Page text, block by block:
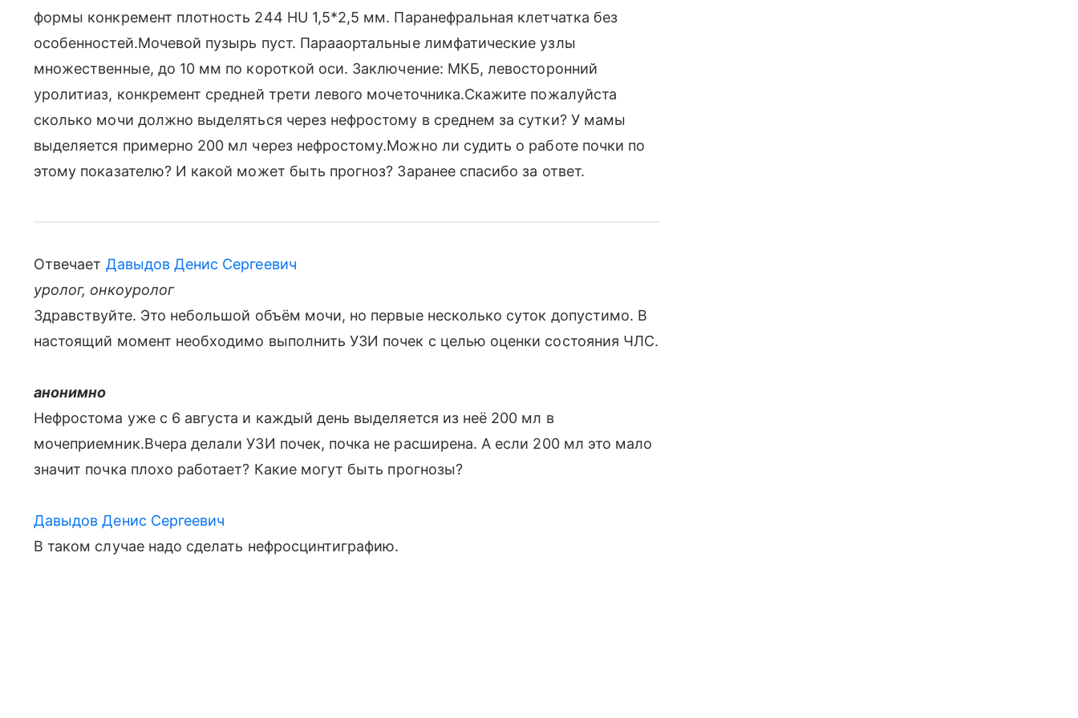
формы конкремент плотность 244 HU 1,5*2,5 мм. Паранефральная клетчатка без
особенностей.Мочевой пузырь пуст. Парааортальные лимфатические узлы
множественные, до 10 мм по короткой оси. Заключение: МКБ, левосторонний
уролитиаз, конкремент средней трети левого мочеточника.Скажите пожалуйста
сколько мочи должно выделяться через нефростому в среднем за сутки? У мамы
выделяется примерно 200 мл через нефростому.Можно ли судить о работе почки по
этому показателю? И какой может быть прогноз? Заранее спасибо за ответ.
Отвечает Давыдов Денис Сергеевич
уролог, онкоуролог
Здравствуйте. Это небольшой объём мочи, но первые несколько суток допустимо. В
настоящий момент необходимо выполнить УЗИ почек с целью оценки состояния ЧЛС.
анонимно
Нефростома уже с 6 августа и каждый день выделяется из неё 200 мл в
мочеприемник.Вчера делали УЗИ почек, почка не расширена. А если 200 мл это мало
значит почка плохо работает? Какие могут быть прогнозы?
Давыдов Денис Сергеевич
В таком случае надо сделать нефросцинтиграфию.